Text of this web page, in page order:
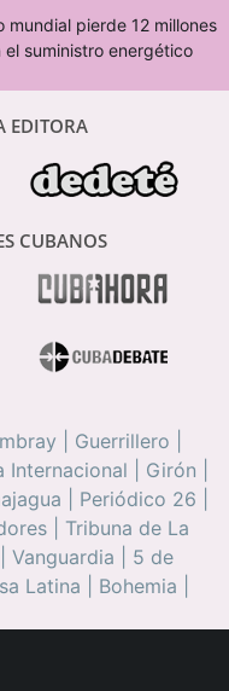
pierde 12 millones
suministro energético
EDITORA
CUBANOS
Guerrillero
Internacional Girón
Periódico 26
Tribuna de La
Vanguardia
5 de
Latina Bohemia